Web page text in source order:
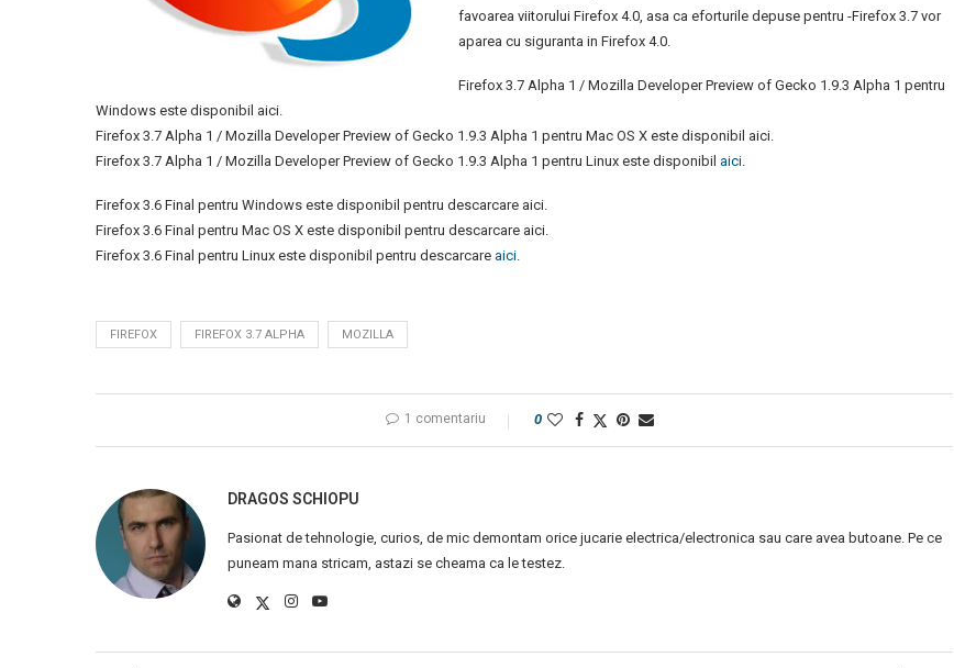
favoarea viitorului Firefox 4.0, asa ca eforturile depuse pentru -Firefox 3.7 vor
aparea cu siguranta in Firefox 4.0.
Firefox 3.7 Alpha 1 / Mozilla Developer Preview of Gecko 1.9.3 Alpha 1 pentru
Windows este disponibil aici.
Firefox 3.7 Alpha 1 / Mozilla Developer Preview of Gecko 1.9.3 Alpha 1 pentru Mac OS X este disponibil aici.
Firefox 3.7 Alpha 1 / Mozilla Developer Preview of Gecko 1.9.3 Alpha 1 pentru Linux este disponibil aici.
Firefox 3.6 Final pentru Windows este disponibil pentru descarcare aici.
Firefox 3.6 Final pentru Mac OS X este disponibil pentru descarcare aici.
Firefox 3.6 Final pentru Linux este disponibil pentru descarcare aici.
FIREFOX FIREFOX 3.7 ALPHA MOZILLA
1 comentariu 0
DRAGOS SCHIOPU
Pasionat de tehnologie, curios, de mic demontam orice jucarie electrica/electronica sau care avea butoane. Pe ce
puneam mana stricam, astazi se cheama ca le testez.